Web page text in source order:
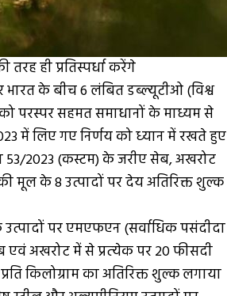
ही प्रतिस्पर्धा करेंगे
के बीच 6 लंबित डब्ल्यूटीओ (विश्व
परस्पर सहमत समाधानों के माध्यम से
में लिए गए निर्णय को ध्‍यान में रखते हुए
53/2023 (कस्टम) के जरीए सेब, अखरोट
मूल के 8 उत्पादों पर देय अतिरिक्त शुल्क
पर एमएफएन (सर्वाधिक पसंदीदा
एवं अखरोट में से प्रत्‍येक पर 20 फीसदी
किलोग्राम का अतिरिक्त शुल्क लगाया